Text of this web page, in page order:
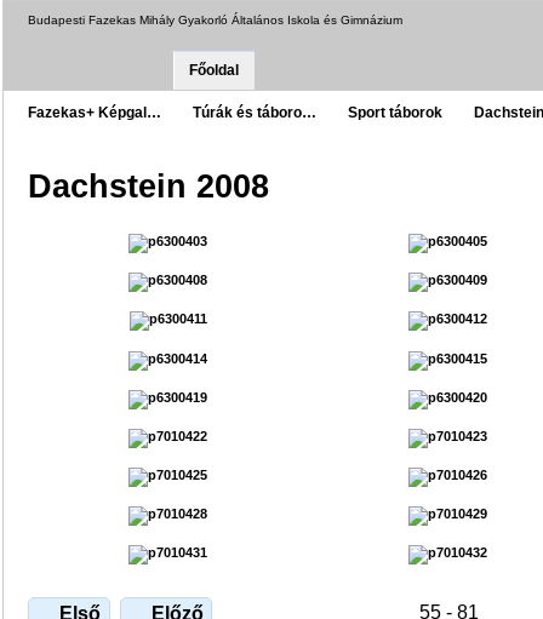
Budapesti Fazekas Mihály Gyakorló Általános Iskola és Gimnázium
Főoldal
Fazekas+ Képgal… Túrák és táboro… Sport táborok
Dachstein 2008
Első Előző 55 - 81